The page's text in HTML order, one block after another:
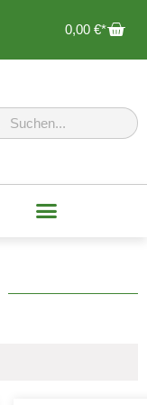
0,00 €